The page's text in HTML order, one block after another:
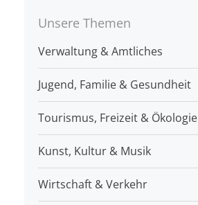
Unsere Themen
Verwaltung & Amtliches
Jugend, Familie & Gesundheit
Tourismus, Freizeit & Ökologie
Kunst, Kultur & Musik
Wirtschaft & Verkehr